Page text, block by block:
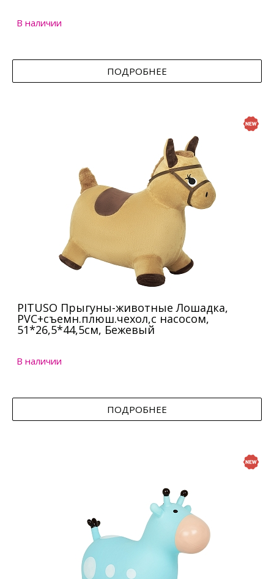
В наличии
ПОДРОБНЕЕ
PITUSO Прыгуны-животные Лошадка,
PVC+съемн.плюш.чехол,с насосом,
51*26,5*44,5см, Бежевый
В наличии
ПОДРОБНЕЕ